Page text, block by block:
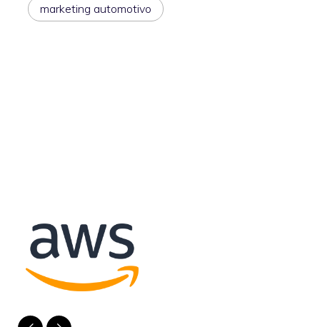
marketing automotivo